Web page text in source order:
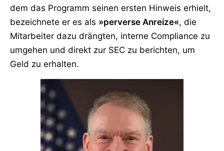
dem das Programm seinen ersten Hinweis erhielt,
bezeichnete er es als »perverse Anreize«, die
Mitarbeiter dazu drängten, interne Compliance zu
umgehen und direkt zur SEC zu berichten, um
Geld zu erhalten.